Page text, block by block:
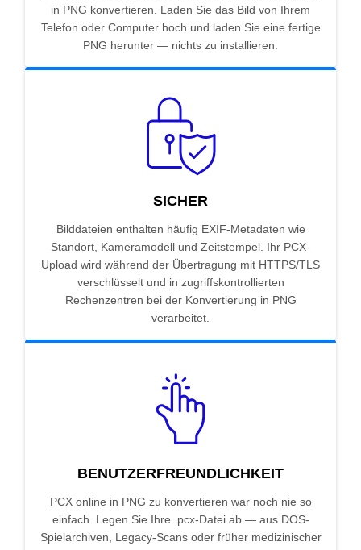
in PNG konvertieren. Laden Sie das Bild von Ihrem
Telefon oder Computer hoch und laden Sie eine fertige
PNG herunter — nichts zu installieren.
SICHER
Bilddateien enthalten häufig EXIF-Metadaten wie
Standort, Kameramodell und Zeitstempel. Ihr PCX-
Upload wird während der Übertragung mit HTTPS/TLS
verschlüsselt und in zugriffskontrollierten
Rechenzentren bei der Konvertierung in PNG
verarbeitet.
BENUTZERFREUNDLICHKEIT
PCX online in PNG zu konvertieren war noch nie so
einfach. Legen Sie Ihre .pcx-Datei ab — aus DOS-
Spielarchiven, Legacy-Scans oder früher medizinischer